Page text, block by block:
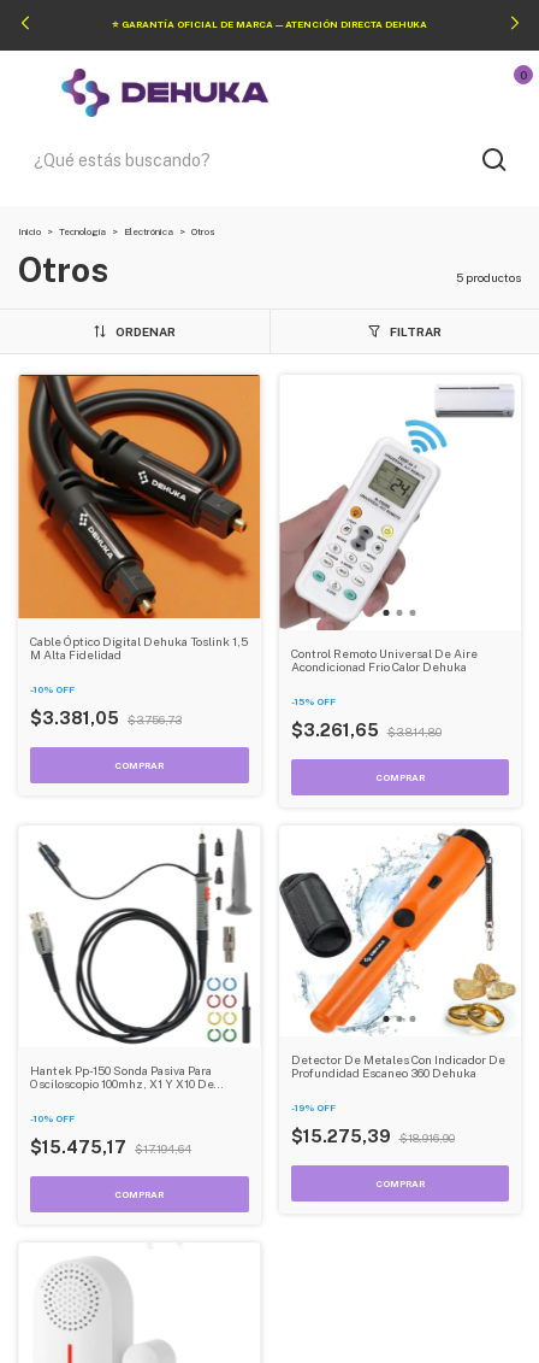
⭐ GARANTÍA OFICIAL DE MARCA — ATENCIÓN DIRECTA DEHUKA
0
Inicio > Tecnología > Electrónica > Otros
Otros 5 productos
ORDENAR FILTRAR
Cable Óptico Digital Dehuka Toslink 1,5
M Alta Fidelidad
-10% OFF
$3.381,05 $3.756,73
Control Remoto Universal De Aire
Acondicionad Frio Calor Dehuka
-15% OFF
$3.261,65 $3.814,80
Hantek Pp-150 Sonda Pasiva Para
Osciloscopio 100mhz, X1 Y X10 De
-10% OFF
$15.475,17 $17.194,64
Detector De Metales Con Indicador De
Profundidad Escaneo 360 Dehuka
-19% OFF
$15.275,39 $18.916,90